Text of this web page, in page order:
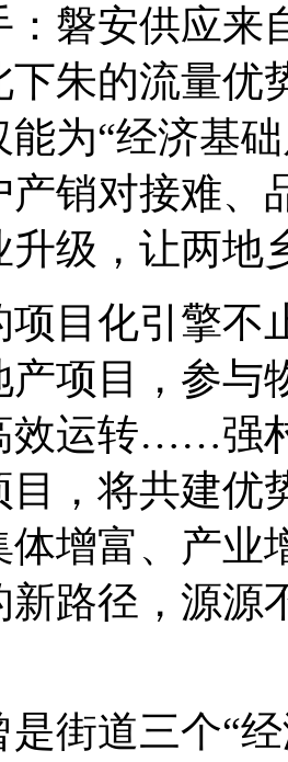
磐安供应来
下朱的流量优
能为“经济基
产销对接难、
级，让两地
项目化引擎不
产项目，参与
效运转……强
目，将共建优
体增富、产业
新路径，源源
是街道三个“